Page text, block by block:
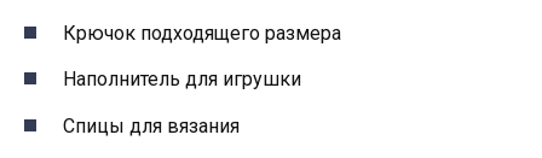
Крючок подходящего размера
Наполнитель для игрушки
Спицы для вязания